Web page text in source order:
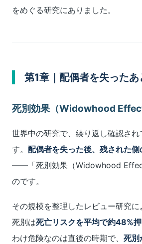
をめぐる研究にありました。
第1章｜配偶者を失ったあ
死別効果（Widowhood
世界中の研究で、繰り返し確認され
す。 配偶者を失った後、残された
――「死別効果（Widowhood
のです。
その規模を整理したレビュー研究
死別は死亡リスクを平均で約48%
わけ危険なのは直後の時期で、 死別